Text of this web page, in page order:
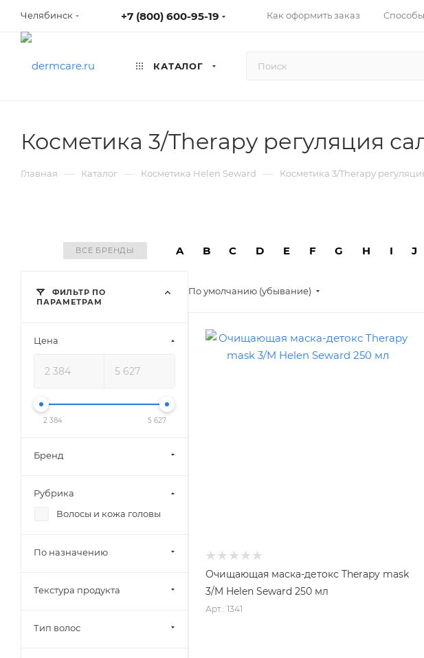
Челябинск +7 (800) 600-95-19 Как оформить заказ
КАТАЛОГ
Косметика 3/Therapy регуляция
Главная — Каталог — Косметика Helen Seward — Косметика 3/Therapy
ВСЕ БРЕНДЫ A B C D E F G H I J
По умолчанию (убывание)
Очищающая маска-детокс Therapy mask
3/M Helen Seward 250 мл
Арт.: 1341
ФИЛЬТР ПО
ПАРАМЕТРАМ
Цена
2 384 5 627
Бренд
Рубрика
Волосы и кожа головы
По назначению
Текстура продукта
Тип волос